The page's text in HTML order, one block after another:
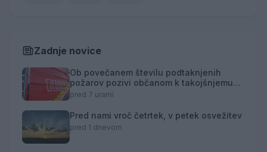
Zadnje novice
Ob povečanem številu podtaknjenih
požarov pozivi občanom k takojšnjemu
obveščanju policije
pred 7 urami
Pred nami vroč četrtek, v petek osvežitev
pred 1 dnevom